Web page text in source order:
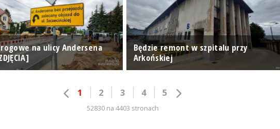
na ulicy Andersena
Będzie remont w szpitalu przy
Arkońskiej
1 2 3 4 5
52830 na 4403 stronach